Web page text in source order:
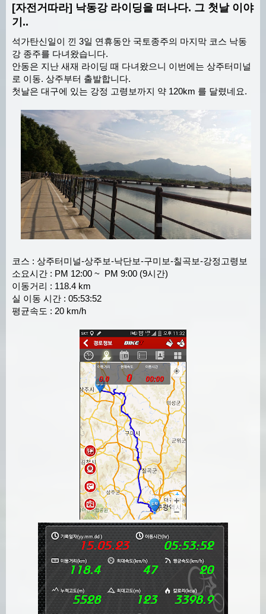
[자전거따라] 낙동강 라이딩을 떠나다. 그 첫날 이야
기..
석가탄신일이 낀 3일 연휴동안 국토종주의 마지막 코스 낙동
강 종주를 다녀왔습니다.
안동은 지난 새재 라이딩 때 다녀왔으니 이번에는 상주터미널
로 이동. 상주부터 출발합니다.
첫날은 대구에 있는 강정 고령보까지 약 120km 를 달렸네요.
코스 : 상주터미널-상주보-낙단보-구미보-칠곡보-강정고령보
소요시간 : PM 12:00 ~ PM 9:00 (9시간)
이동거리 : 118.4 km
실 이동 시간 : 05:53:52
평균속도 : 20 km/h